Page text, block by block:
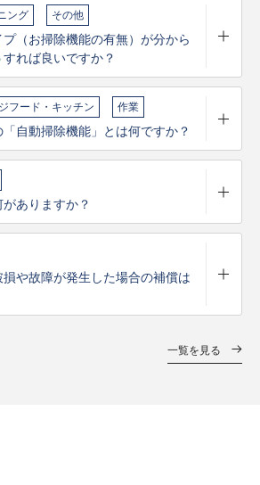
ング その他
（お掃除機能の有無）が分から
れば良いですか？
フード・キッチン 作業
自動掃除機能」とは何ですか？
ありますか？
や故障が発生した場合の補償は
一覧を見る